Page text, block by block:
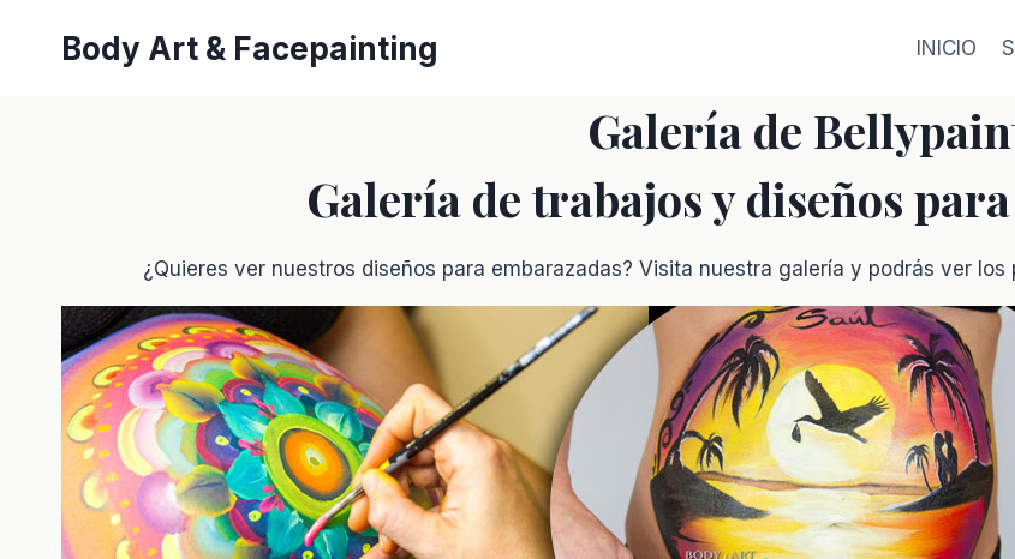
Body Art & Facepainting INICIO
Galería de
Galería de trabajos y diseños
¿Quieres ver nuestros diseños para embarazadas? Visita nuestra galería y podrás ver los